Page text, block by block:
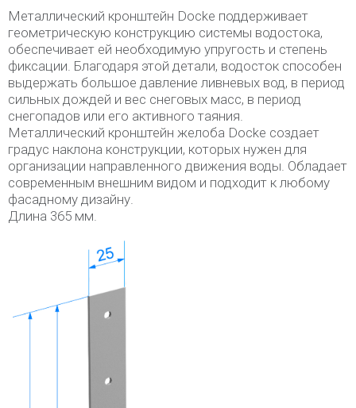
Металлический кронштейн Dосke поддерживает
геометрическую конструкцию системы водостока,
обеспечивает ей необходимую упругость и степень
фиксации. Благодаря этой детали, водосток способен
выдержать большое давление ливневых вод, в период
сильных дождей и вес снеговых масс, в период
снегопадов или его активного таяния.
Металлический кронштейн желоба Dосke создает
градус наклона конструкции, которых нужен для
организации направленного движения воды. Обладает
современным внешним видом и подходит к любому
фасадному дизайну.
Длина 365 мм.